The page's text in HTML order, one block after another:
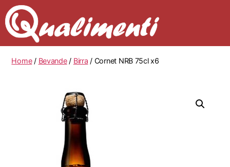
Home/ Bevande/ Birra / Cornet NRB 75cl x6